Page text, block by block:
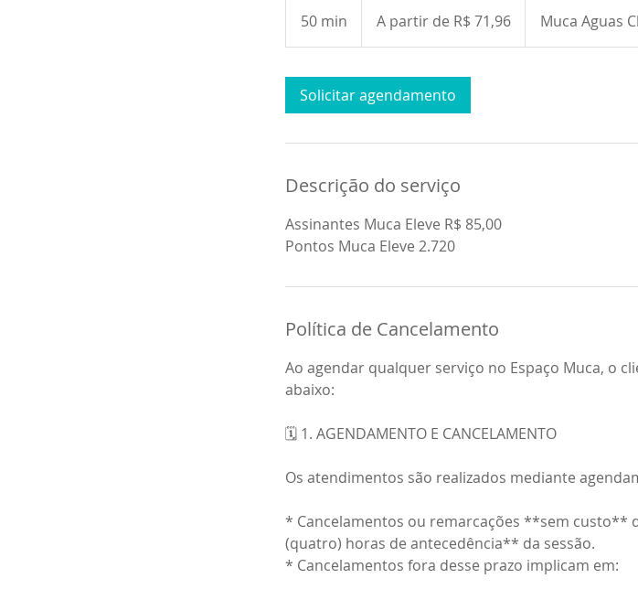
50 min
0
n
brasileiros
A partir de R$ 71,96 Muca Aguas
Solicitar agendamento
Descrição do serviço
Assinantes Muca Eleve R$ 85,00
Pontos Muca Eleve 2.720
Política de Cancelamento
Ao agendar qualquer serviço no Espaço Muca, o
abaixo:
🗓️ 1. AGENDAMENTO E CANCELAMENTO
Os atendimentos são realizados mediante
* Cancelamentos ou remarcações **sem custo**
(quatro) horas de antecedência** da sessão.
* Cancelamentos fora desse prazo implicam em: